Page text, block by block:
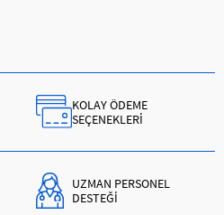
KOLAY ÖDEME
SEÇENEKLERİ
UZMAN PERSONEL
DESTEĞİ